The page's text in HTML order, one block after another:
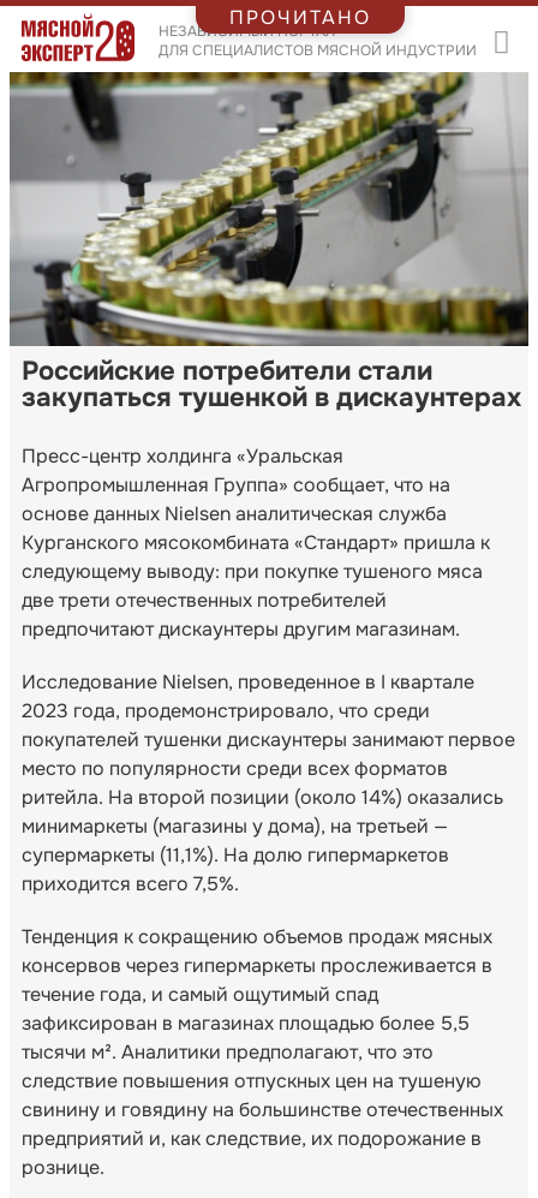
НЕЗАВИСИМЫЙ ПОРТАЛ
ДЛЯ СПЕЦИАЛИСТОВ МЯСНОЙ ИНДУСТРИИ
Российские потребители стали
закупаться тушенкой в дискаунтерах
Пресс-центр холдинга «Уральская
Агропромышленная Группа» сообщает, что на
основе данных Nielsen аналитическая служба
Курганского мясокомбината «Стандарт» пришла к
следующему выводу: при покупке тушеного мяса
две трети отечественных потребителей
предпочитают дискаунтеры другим магазинам.
Исследование Nielsen, проведенное в I квартале
2023 года, продемонстрировало, что среди
покупателей тушенки дискаунтеры занимают первое
место по популярности среди всех форматов
ритейла. На второй позиции (около 14%) оказались
минимаркеты (магазины у дома), на третьей —
супермаркеты (11,1%). На долю гипермаркетов
приходится всего 7,5%.
Тенденция к сокращению объемов продаж мясных
консервов через гипермаркеты прослеживается в
течение года, и самый ощутимый спад
зафиксирован в магазинах площадью более 5,5
тысячи м². Аналитики предполагают, что это
следствие повышения отпускных цен на тушеную
свинину и говядину на большинстве отечественных
предприятий и, как следствие, их подорожание в
рознице.
ПРОЧИТАНО